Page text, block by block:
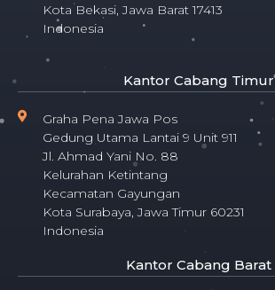
Kota Bekasi, Jawa Barat 17413
Indonesia
Kantor Cabang Timur
Graha Pena Jawa Pos
Gedung Utama Lantai 9 Unit 911
Jl. Ahmad Yani No. 88
Kelurahan Ketintang
Kecamatan Gayungan
Kota Surabaya, Jawa Timur 60231
Indonesia
Kantor Cabang Barat